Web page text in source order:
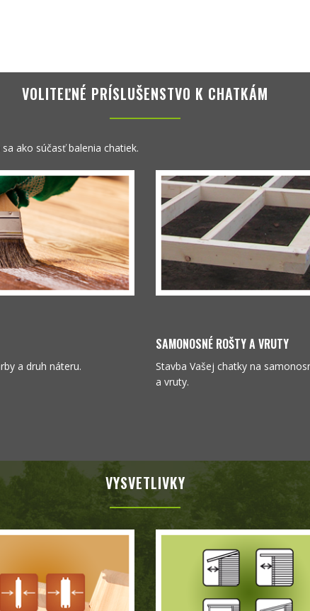
VOLITEĽNÉ PRÍSLUŠENSTVO K CHATKÁM
ako súčasť balenia chatiek.
a druh náteru.
SAMONOSNÉ ROŠTY A VRUTY
Stavba Vašej chatky na
a vruty.
VYSVETLIVKY